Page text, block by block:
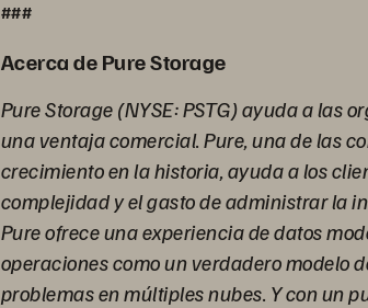
###
Acerca de Pure Storage
Pure Storage (NYSE: PSTG) ayuda a las
una ventaja comercial. Pure, una de las
crecimiento en la historia, ayuda a los
complejidad y el gasto de administrar la
Pure ofrece una experiencia de datos
operaciones como un verdadero modelo
problemas en múltiples nubes. Y con un